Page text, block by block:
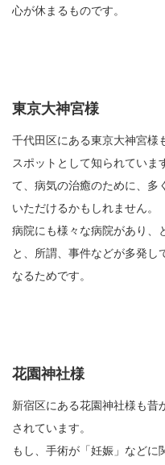
心が休まるものです。
東京大神宮様
千代田区にある東京大神宮様
スポットとして知られていま
て、病気の治癒のために、多
いただけるかもしれません。
病院にも様々な病院があり、
と、所謂、事件などが多発し
なるためです。
花園神社様
新宿区にある花園神社様も昔
されています。
もし、手術が「妊娠」などに